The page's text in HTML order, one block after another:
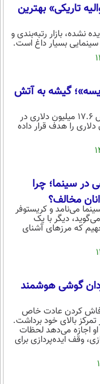
تاریکی» بهترین
نشده، بازار رتبه‌بندی و
بسیار داغ است.
گیشه به آتش
سفر «اودیسه» در سینماها که کارش را با فروش ۱۷.۶ میلیون دلاری در
کرد، افتتاحیه‌ای ۱۱۷ میلیون دلاری را هدف قرار داده
سینما؛ چرا
مخالف؟
می‌نامد و کریستوفر
دیگر با یک
که مرزهای آشنای
گوشی هوشمند
فاش کردن عادت خاص
بالای خود برداشت.
او اجازه می‌دهد لحظات
وقف ایده‌پردازی برای